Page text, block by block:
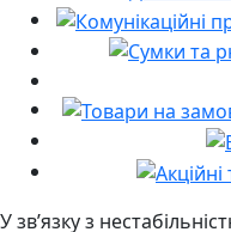
У звʼязку з